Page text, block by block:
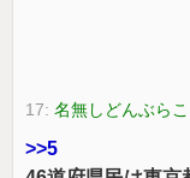
17:名無しどんぶらこ
>>5